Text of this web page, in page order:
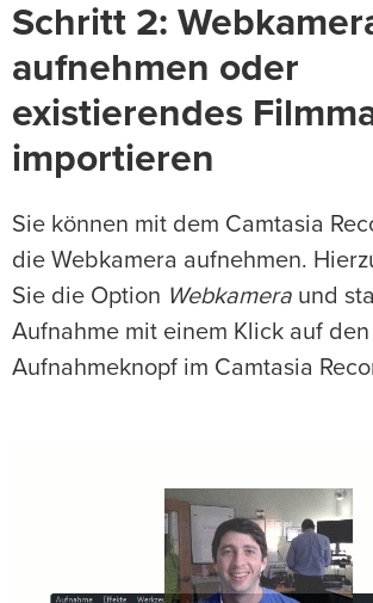
Schritt 2:
aufnehmen oder
existierendes
importieren
Sie können mit dem Camtasia
die Webkamera aufnehmen.
Sie die Option Webkamera und
Aufnahme mit einem Klick auf
Aufnahmeknopf im Camtasia